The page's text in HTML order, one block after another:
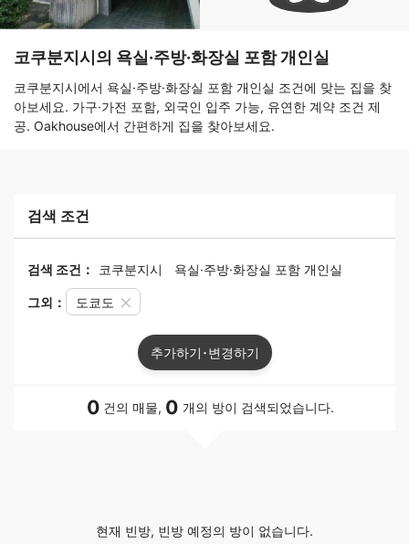
코쿠분지시의 욕실·주방·화장실 포함 개인실
코쿠분지시에서 욕실·주방·화장실 포함 개인실 조건에 맞는 집을 찾
아보세요. 가구·가전 포함, 외국인 입주 가능, 유연한 계약 조건 제
공. Oakhouse에서 간편하게 집을 찾아보세요.
검색 조건
검색 조건： 코쿠분지시 욕실·주방·화장실 포함 개인실
그외： 도쿄도
추가하기･변경하기
0 건의 매물, 0 개의 방이 검색되었습니다.
현재 빈방, 빈방 예정의 방이 없습니다.